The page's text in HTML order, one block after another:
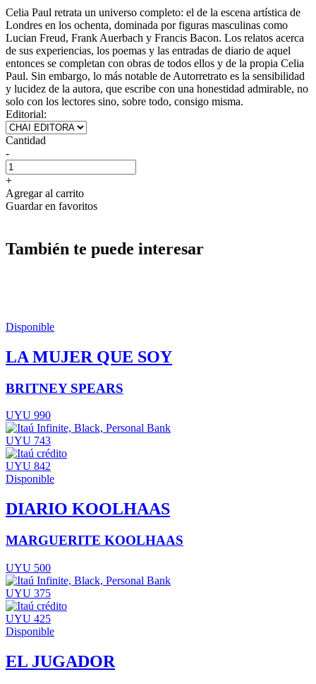
Celia Paul retrata un universo completo: el de la escena artística de
Londres en los ochenta, dominada por figuras masculinas como
Lucian Freud, Frank Auerbach y Francis Bacon. Los relatos acerca
de sus experiencias, los poemas y las entradas de diario de aquel
entonces se completan con obras de todos ellos y de la propia Celia
Paul. Sin embargo, lo más notable de Autorretrato es la sensibilidad
y lucidez de la autora, que escribe con una honestidad admirable, no
solo con los lectores sino, sobre todo, consigo misma.
Editorial:
Cantidad
-
+
Agregar al carrito
Guardar en favoritos
También te puede interesar
Disponible
LA MUJER QUE SOY
BRITNEY SPEARS
UYU 990
UYU 743
UYU 842
Disponible
DIARIO KOOLHAAS
MARGUERITE KOOLHAAS
UYU 500
UYU 375
UYU 425
Disponible
EL JUGADOR